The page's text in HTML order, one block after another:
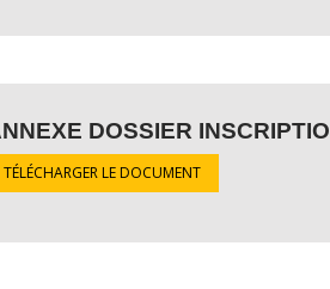
DOSSIER
TÉLÉCHARGER LE DOCUMENT